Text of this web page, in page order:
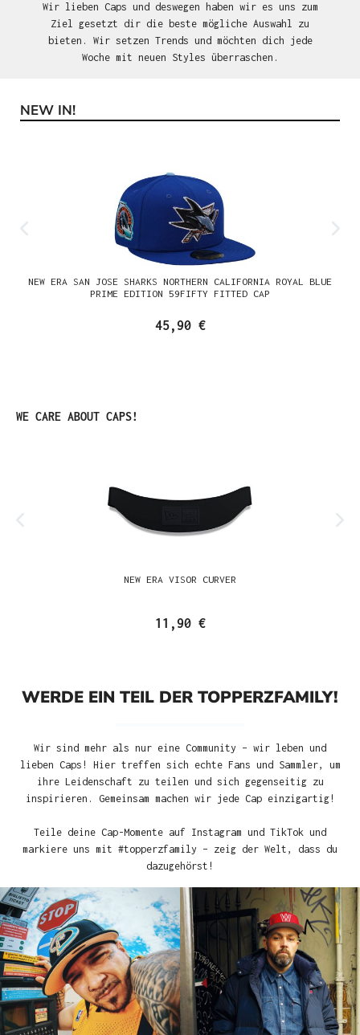
Wir lieben Caps und deswegen haben wir es uns zum
Ziel gesetzt dir die beste mögliche Auswahl zu
bieten. Wir setzen Trends und möchten dich jede
Woche mit neuen Styles überraschen.
Produktgalerie überspringen
NEW IN!
NEW ERA SAN JOSE SHARKS NORTHERN CALIFORNIA ROYAL BLUE
PRIME EDITION 59FIFTY FITTED CAP
45,90 €
Produktgalerie überspringen
WE CARE ABOUT CAPS!
NEW ERA VISOR CURVER
11,90 €
WERDE EIN TEIL DER TOPPERZFAMILY!
Wir sind mehr als nur eine Community – wir leben und
lieben Caps! Hier treffen sich echte Fans und Sammler, um
ihre Leidenschaft zu teilen und sich gegenseitig zu
inspirieren. Gemeinsam machen wir jede Cap einzigartig!
Teile deine Cap-Momente auf Instagram und TikTok und
markiere uns mit #topperzfamily – zeig der Welt, dass du
dazugehörst!